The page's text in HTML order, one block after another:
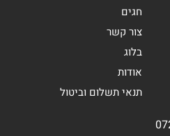
חגים
צור קשר
בלוג
אודות
תנאי תשלום וביטול